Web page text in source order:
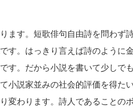
す。短歌俳句自由詩を問わず
す。はっきり言えば詩のように
す。だから小説を書いて少しで
小説家並みの社会的評価を得た
変わります。詩人であることの